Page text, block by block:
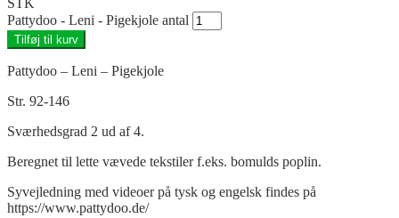
STK
Pattydoo - Leni - Pigekjole antal
Tilføj til kurv
Pattydoo – Leni – Pigekjole
Str. 92-146
Sværhedsgrad 2 ud af 4.
Beregnet til lette vævede tekstiler f.eks. bomulds poplin.
Syvejledning med videoer på tysk og engelsk findes på
https://www.pattydoo.de/